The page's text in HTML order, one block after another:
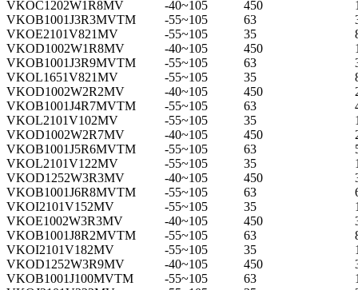
VKOC1202W1R8MV
-40~105 450
VKOB1001J3R3MVTM
-55~105 63
VKOE2101V821MV
-55~105 35
VKOD1002W1R8MV
-40~105 450
VKOB1001J3R9MVTM
-55~105 63
VKOL1651V821MV
-55~105 35
VKOD1002W2R2MV
-40~105 450
VKOB1001J4R7MVTM
-55~105 63
VKOL2101V102MV
-55~105 35
VKOD1002W2R7MV
-40~105 450
VKOB1001J5R6MVTM
-55~105 63
VKOL2101V122MV
-55~105 35
VKOD1252W3R3MV
-40~105 450
VKOB1001J6R8MVTM
-55~105 63
VKOI2101V152MV
-55~105 35
VKOE1002W3R3MV
-40~105 450
VKOB1001J8R2MVTM
-55~105 63
VKOI2101V182MV
-55~105 35
VKOD1252W3R9MV
-40~105 450
VKOB1001J100MVTM
-55~105 63